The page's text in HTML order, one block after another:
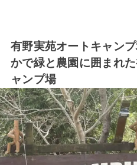
有野実苑オートキャン
かで緑と農園に囲まれ
ャンプ場